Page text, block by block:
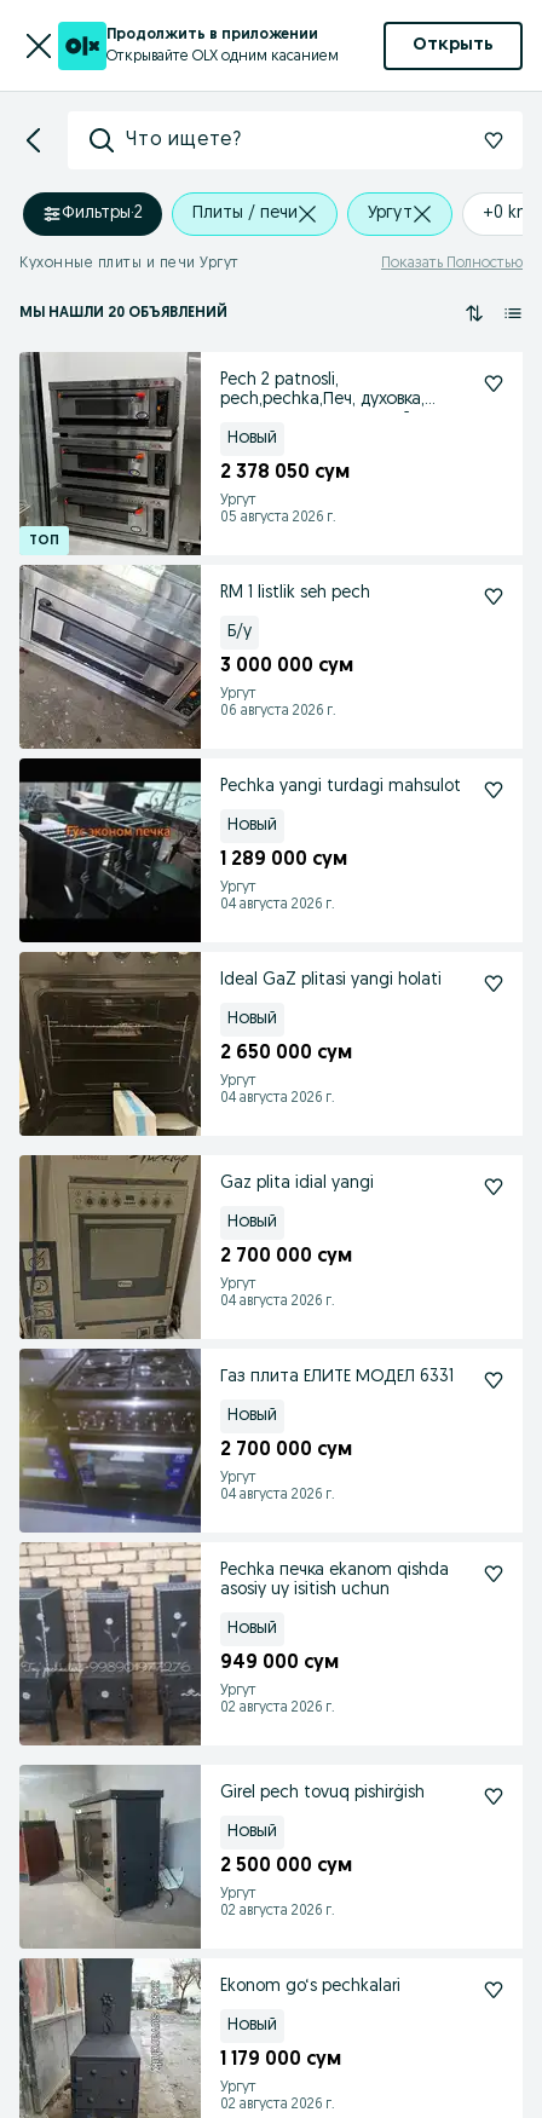
Продолжить в приложении
Открывайте OLX одним касанием
Открыть
Что ищете?
Фильтры·2 Плиты / печи Ургут +0 km
Кухонные плиты и печи Ургут Показать Полностью
МЫ НАШЛИ 20 ОБЪЯВЛЕНИЙ
Pech 2 patnosli,
pech,pechka,Печ, духовка,
Новый
2 378 050 сум
Ургут
05 августа 2026 г.
RM 1 listlik seh pech
Б/у
3 000 000 сум
Ургут
06 августа 2026 г.
Pechka yangi turdagi mahsulot
Новый
1 289 000 сум
Ургут
04 августа 2026 г.
Ideal GaZ plitasi yangi holati
Новый
2 650 000 сум
Ургут
04 августа 2026 г.
Gaz plita idial yangi
Новый
2 700 000 сум
Ургут
04 августа 2026 г.
Газ плита ЕЛИТЕ МОДЕЛ 6331
Новый
2 700 000 сум
Ургут
04 августа 2026 г.
Pechka печка ekanom qishda
asosiy uy isitish uchun
Новый
949 000 сум
Ургут
02 августа 2026 г.
Girel pech tovuq pishirġish
Новый
2 500 000 сум
Ургут
02 августа 2026 г.
Ekonom go‘s pechkalari
Новый
1 179 000 сум
Ургут
02 августа 2026 г.